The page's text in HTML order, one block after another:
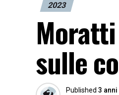
2023
sulle
Published 3 anni